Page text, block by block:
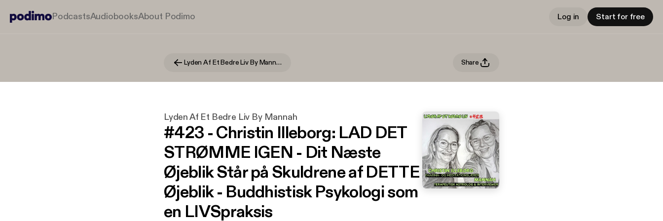
PodcastsAudiobooksAbout Podimo Log in Start for free
Lyden Af Et Bedre Liv By Mannah Share
Lyden Af Et Bedre Liv By Mannah
#423 - Christin Illeborg: LAD DET
STRØMME IGEN - Dit Næste
Øjeblik Står på Skuldrene af DETTE
Øjeblik - Buddhistisk Psykologi som
en LIVSpraksis